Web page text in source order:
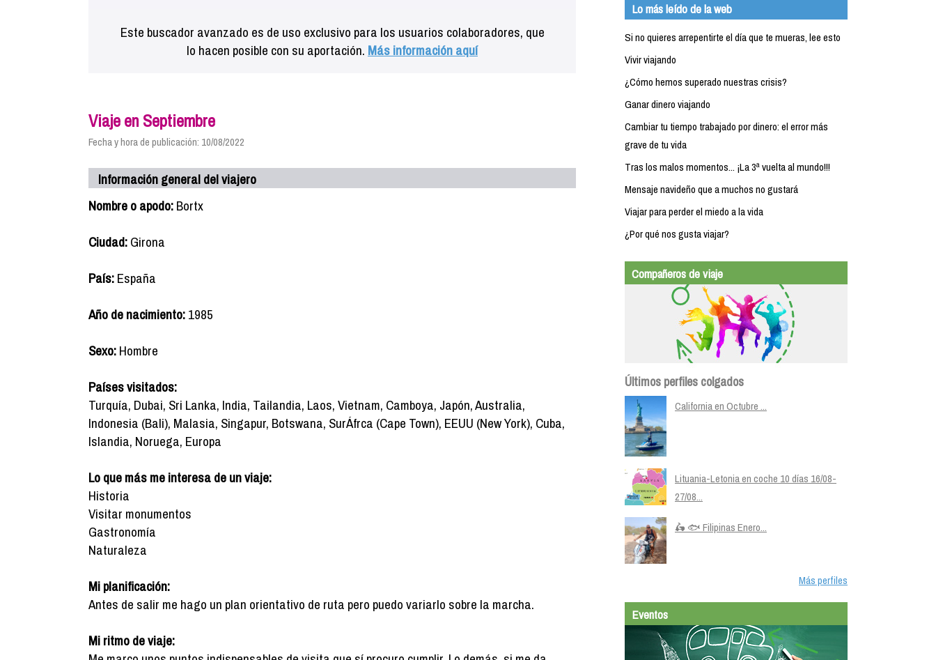
Este buscador avanzado es de uso exclusivo para los usuarios colaboradores, que
lo hacen posible con su aportación. Más información aquí
Viaje en Septiembre
Fecha y hora de publicación: 10/08/2022
Información general del viajero
Nombre o apodo:Bortx
Ciudad:Girona
País:España
Año de nacimiento:1985
Sexo:Hombre
Países visitados:
Turquía, Dubai, Sri Lanka, India, Tailandia, Laos, Vietnam, Camboya, Japón, Australia,
Indonesia (Bali), Malasia, Singapur, Botswana, SurÁfrca (Cape Town), EEUU (New York), Cuba,
Islandia, Noruega, Europa
Lo que más me interesa de un viaje:
Historia
Visitar monumentos
Gastronomía
Naturaleza
Mi planificación:
Antes de salir me hago un plan orientativo de ruta pero puedo variarlo sobre la marcha.
Mi ritmo de viaje:
Lo más leído de la web
Si no quieres arrepentirte el día que te mueras, lee esto
Vivir viajando
¿Cómo hemos superado nuestras crisis?
Ganar dinero viajando
Cambiar tu tiempo trabajado por dinero: el error más
grave de tu vida
Tras los malos momentos... ¡La 3ª vuelta al mundo!!!
Mensaje navideño que a muchos no gustará
Viajar para perder el miedo a la vida
¿Por qué nos gusta viajar?
Compañeros de viaje
Últimos perfiles colgados
California en Octubre ...
Lituania-Letonia en coche 10 días 16/08-
27/08...
🛵 🐟 Filipinas Enero...
Más perfiles
Eventos